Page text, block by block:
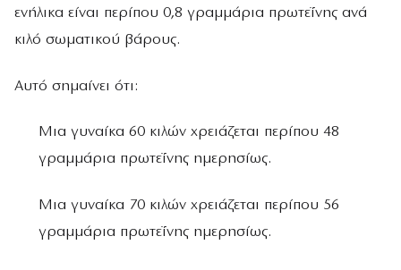
ενήλικα είναι περίπου 0,8 γραμμάρια πρωτεΐνης ανά
κιλό σωματικού βάρους.
Αυτό σημαίνει ότι:
Μια γυναίκα 60 κιλών χρειάζεται περίπου 48
γραμμάρια πρωτεΐνης ημερησίως.
Μια γυναίκα 70 κιλών χρειάζεται περίπου 56
γραμμάρια πρωτεΐνης ημερησίως.